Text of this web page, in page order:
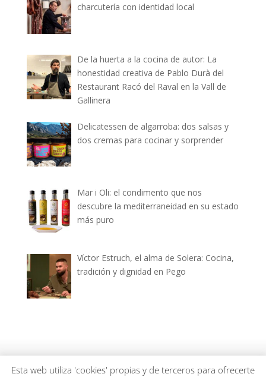
charcutería con identidad local
De la huerta a la cocina de autor: La
honestidad creativa de Pablo Durà del
Restaurant Racó del Raval en la Vall de
Gallinera
Delicatessen de algarroba: dos salsas y
dos cremas para cocinar y sorprender
Mar i Oli: el condimento que nos
descubre la mediterraneidad en su estado
más puro
Víctor Estruch, el alma de Solera: Cocina,
tradición y dignidad en Pego
dianiagastronomica.com © 2026
Esta web utiliza 'cookies' propias y de terceros para ofrecerte